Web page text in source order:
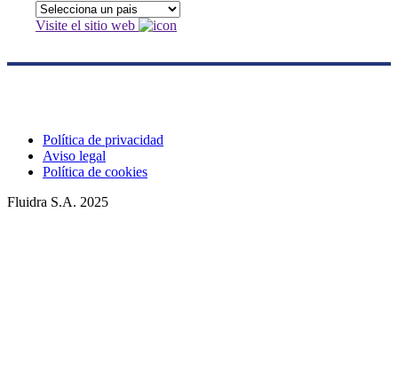
Visite el sitio web
Política de privacidad
Aviso legal
Política de cookies
Fluidra S.A. 2025